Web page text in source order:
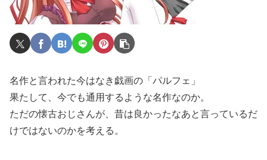
名作と言われた今はなき戯画の「パルフェ」
果たして、今でも通用するような名作なのか。
ただの懐古おじさんが、昔は良かったなあと言っているだ
けではないのかを考える。